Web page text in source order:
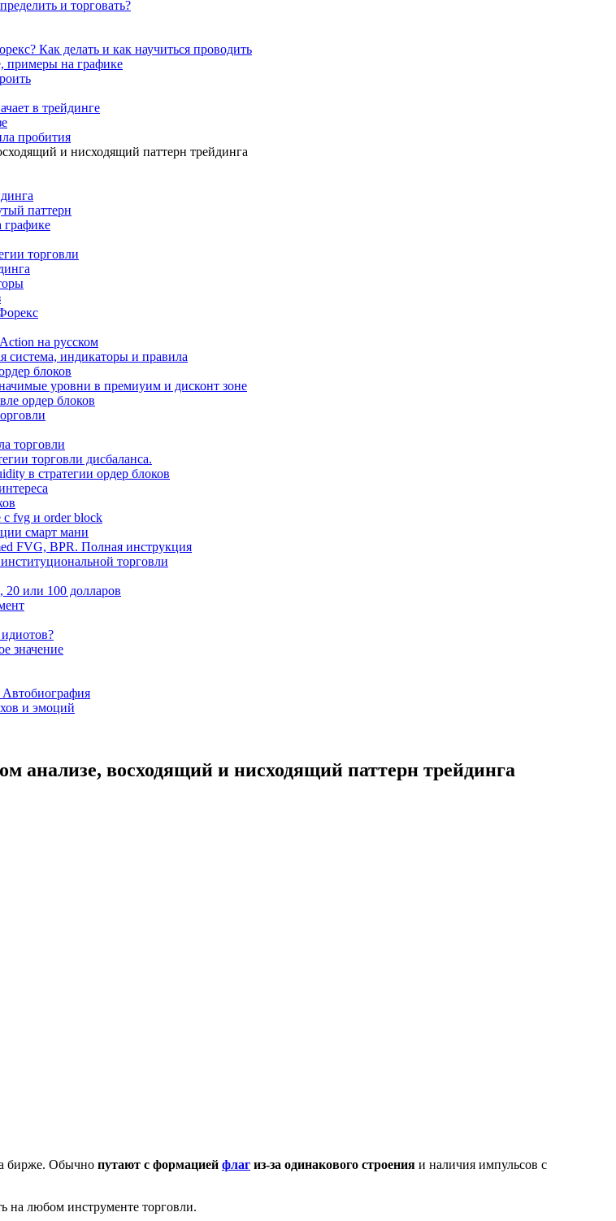
и торговать?
Как делать и как научиться проводить
примеры на графике
в трейдинге
пробития
и нисходящий паттерн трейдинга
паттерн
графике
торговли
на русском
система, индикаторы и правила
блоков
уровни в премиуим и дисконт зоне
ордер блоков
торговли
торговли дисбаланса.
в стратегии ордер блоков
fvg и order block
смарт мани
FVG, BPR. Полная инструкция
торговли
20 или 100 долларов
значение
Автобиография
и эмоций
анализе, восходящий и нисходящий паттерн трейдинга
бирже. Обычно путают с формацией флаг из-за одинакового строения и наличия импульсов с
на любом инструменте торговли.